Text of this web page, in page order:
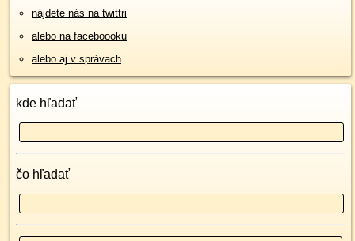
nájdete nás na twittri
alebo na faceboooku
alebo aj v správach
kde hľadať
čo hľadať